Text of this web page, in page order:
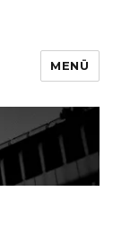
MENÜ